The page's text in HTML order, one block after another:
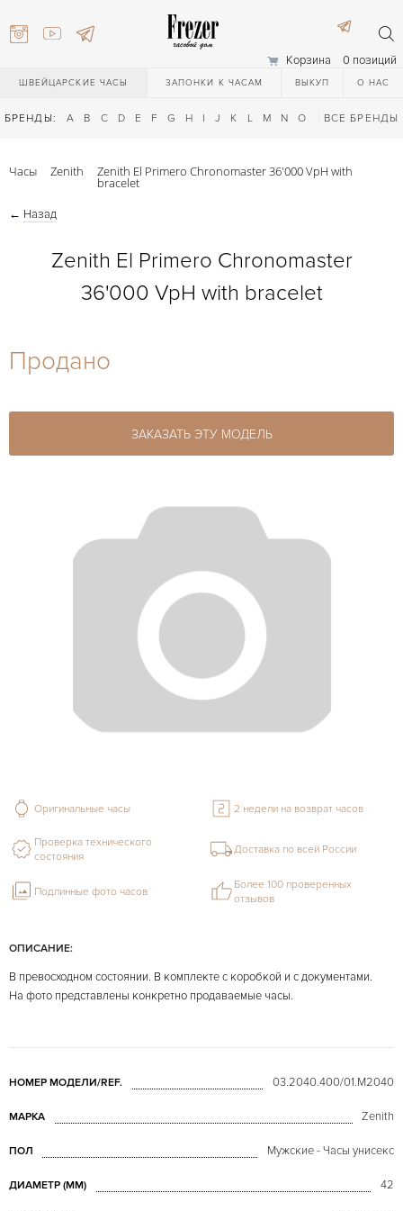
Корзина 0 позиций
ШВЕЙЦАРСКИЕ ЧАСЫ ЗАПОНКИ К ЧАСАМ ВЫКУП О НАС
БРЕНДЫ: A B C D E F G H I J K L M N O Q R S T
ВСЕ БРЕНДЫ
27-44
Часы Zenith Zenith El Primero Chronomaster 36'000 VpH with
bracelet
← Назад
Zenith El Primero Chronomaster
36'000 VpH with bracelet
Продано
ЗАКАЗАТЬ ЭТУ МОДЕЛЬ
ОПИСАНИЕ:
В превосходном состоянии. В комплекте с коробкой и с документами.
На фото представлены конкретно продаваемые часы.
НОМЕР МОДЕЛИ/REF. 03.2040.400/01.M2040
МАРКА Zenith
ПОЛ Мужские - Часы унисекс
ДИАМЕТР (MM) 42
Оригинальные часы 2 недели на возврат часов
Проверка технического
состояния
Доставка по всей России
Подлинные фото часов
Более 100 проверенных
отзывов